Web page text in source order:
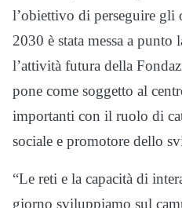
l’obiettivo di perseguire gli
2030 è stata messa a punto
l’attività futura della
pone come soggetto al
importanti con il ruolo di
sociale e promotore dello
“Le reti e la capacità di inte
giorno sviluppiamo sul